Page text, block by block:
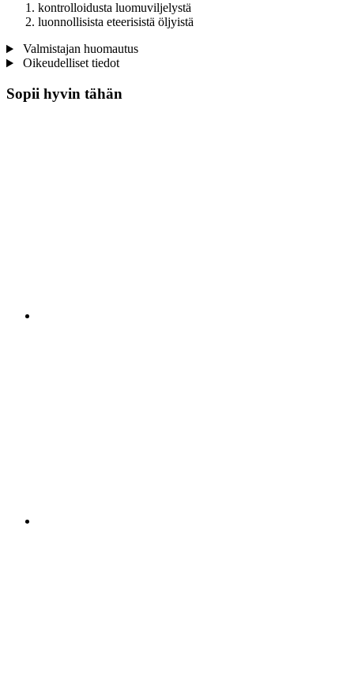
kontrolloidusta luomuviljelystä
luonnollisista eteerisistä öljyistä
Valmistajan huomautus
Oikeudelliset tiedot
Sopii hyvin tähän